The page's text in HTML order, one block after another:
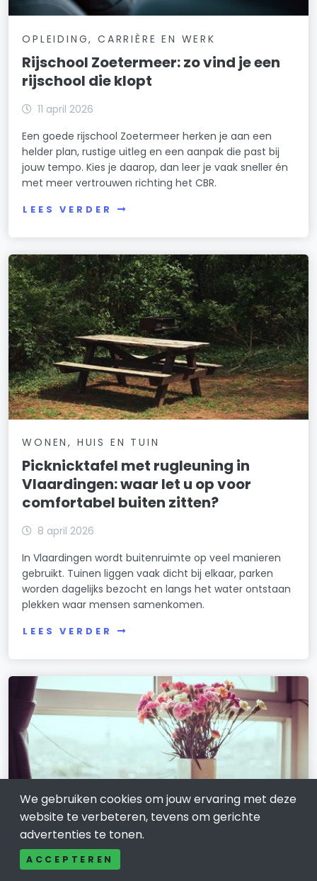
OPLEIDING, CARRIÈRE EN WERK
Rijschool Zoetermeer: zo vind je een
rijschool die klopt
11 april 2026
Een goede rijschool Zoetermeer herken je aan een
helder plan, rustige uitleg en een aanpak die past bij
jouw tempo. Kies je daarop, dan leer je vaak sneller én
met meer vertrouwen richting het CBR.
LEES VERDER
WONEN, HUIS EN TUIN
Picknicktafel met rugleuning in
Vlaardingen: waar let u op voor
comfortabel buiten zitten?
8 april 2026
In Vlaardingen wordt buitenruimte op veel manieren
gebruikt. Tuinen liggen vaak dicht bij elkaar, parken
worden dagelijks bezocht en langs het water ontstaan
plekken waar mensen samenkomen.
LEES VERDER
WONEN, HUIS EN TUIN
We gebruiken cookies om jouw ervaring met deze
website te verbeteren, tevens om gerichte
advertenties te tonen.
ACCEPTEREN